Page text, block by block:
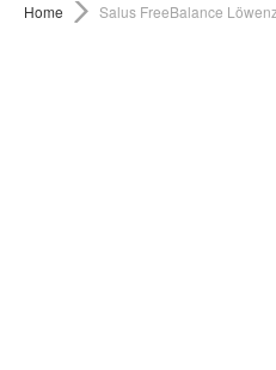
Home Salus FreeBalance